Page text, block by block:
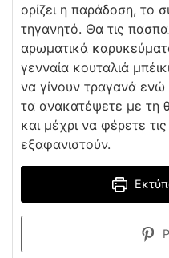
ορίζει η παράδοση, το
τηγανητό. Θα τις
αρωματικά
γενναία κουταλιά
να γίνουν τραγανά
τα ανακατέψετε με τη
και μέχρι να φέρετε
εξαφανιστούν.